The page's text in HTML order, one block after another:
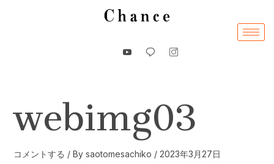
webimg03
コメントする / By saotomesachiko / 2023年3月27日